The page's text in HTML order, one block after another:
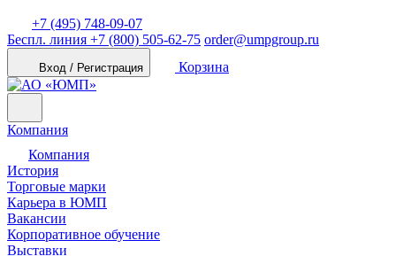
+7 (495) 748-09-07
Беспл. линия +7 (800) 505-62-75 order@umpgroup.ru
Вход / Регистрация Корзина
Компания
Компания
История
Торговые марки
Карьера в ЮМП
Вакансии
Корпоративное обучение
Выставки